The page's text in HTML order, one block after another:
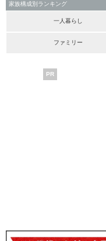
家族構成別ランキング
一人暮らし
ファミリー
PR